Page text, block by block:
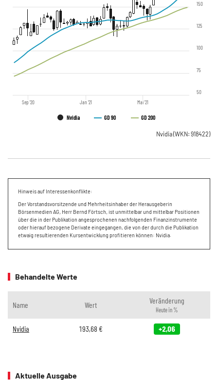
Nvidia GD 90 GD 200
Jan '21
Sep '20 Mai '21
50
75
100
125
150
Nvidia(WKN: 918422)
Hinweis auf Interessenkonflikte:
Der Vorstandsvorsitzende und Mehrheitsinhaber der Herausgeberin
Börsenmedien AG, Herr Bernd Förtsch, ist unmittelbar und mittelbar Positionen
über die in der Publikation angesprochenen nachfolgenden Finanzinstrumente
oder hierauf bezogene Derivate eingegangen, die von der durch die Publikation
etwaig resultierenden Kursentwicklung profitieren können: Nvidia.
Behandelte Werte
Name Wert Veränderung
Heute in %
Nvidia 193,68 € +2,06
Aktuelle Ausgabe